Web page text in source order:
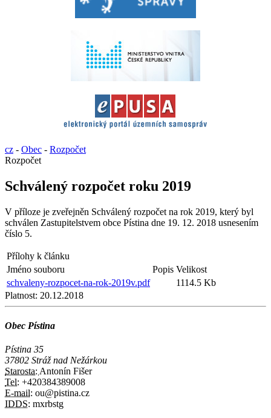
cz - Obec - Rozpočet
Rozpočet
Schválený rozpočet roku 2019
V příloze je zveřejněn Schválený rozpočet na rok 2019, který byl
schválen Zastupitelstvem obce Pístina dne 19. 12. 2018 usnesením
číslo 5.
Přílohy k článku
Jméno souboru
Popis Velikost
schvaleny-rozpocet-na-rok-2019v.pdf
1114.5 Kb
Platnost: 20.12.2018
Obec Pístina
Pístina 35
37802 Stráž nad Nežárkou
Starosta: Antonín Fišer
Tel: +420384389008
E-mail: ou@pistina.cz
IDDS: mxrbstg